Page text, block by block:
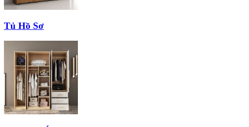
Tủ Hồ Sơ